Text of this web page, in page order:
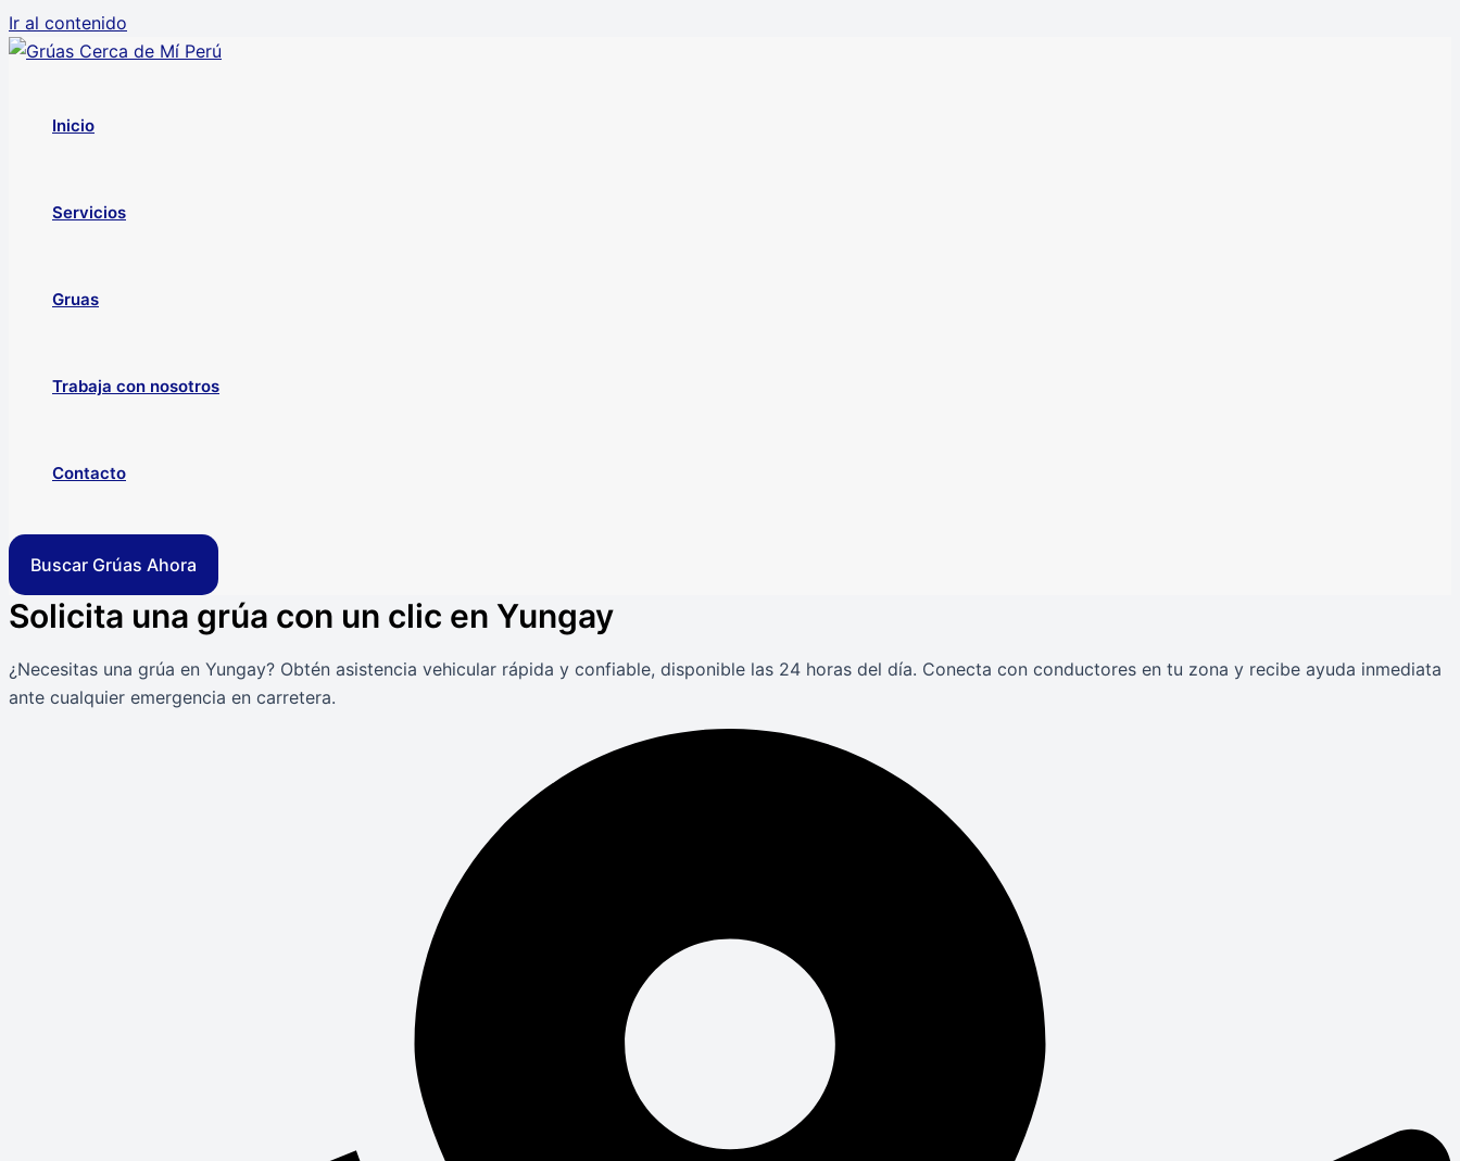
Ir al contenido
Inicio
Servicios
Gruas
Trabaja con nosotros
Contacto
Buscar Grúas Ahora
Solicita una grúa con un clic en Yungay
¿Necesitas una grúa en Yungay? Obtén asistencia vehicular rápida y confiable, disponible las 24 horas del día. Conecta con conductores en tu zona y recibe ayuda inmediata
ante cualquier emergencia en carretera.